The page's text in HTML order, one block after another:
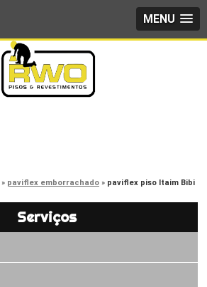
MENU
paviflex emborrachado paviflex piso Itaim Bibi
Serviços